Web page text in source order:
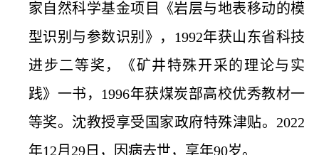
家自然科学基金项目《岩层与地表移动的模
型识别与参数识别》，1992年获山东省科技
进步二等奖，《矿井特殊开采的理论与实
践》一书，1996年获煤炭部高校优秀教材一
等奖。沈教授享受国家政府特殊津贴。2022
年12月29日，因病去世，享年90岁。